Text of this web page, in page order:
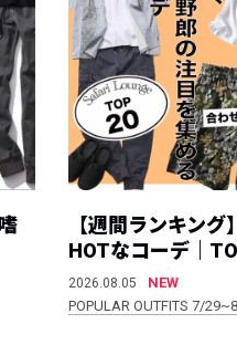
【週間ランキング
HOTなコーデ｜
2026.08.05
NEW
POPULAR OUTFITS 7/